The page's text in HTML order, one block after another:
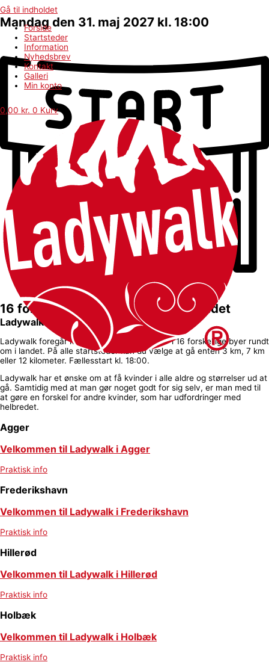
Gå til indholdet
Forside
Startsteder
Information
Nyhedsbrev
Kontakt
Galleri
Min konto
0,00 kr. 0 Kurv
Mandag den 31. maj 2027 kl. 18:00
16 forskellige startsteder i hele landet
Ladywalk startsteder
Ladywalk foregår mandag den 31. maj 2027 i 16 forskellige byer rundt
om i landet. På alle startsteder kan du vælge at gå enten 3 km, 7 km
eller 12 kilometer. Fællesstart kl. 18:00.
Ladywalk har et ønske om at få kvinder i alle aldre og størrelser ud at
gå. Samtidig med at man gør noget godt for sig selv, er man med til
at gøre en forskel for andre kvinder, som har udfordringer med
helbredet.
Agger
Velkommen til Ladywalk i Agger
Praktisk info
Frederikshavn
Velkommen til Ladywalk i Frederikshavn
Praktisk info
Hillerød
Velkommen til Ladywalk i Hillerød
Praktisk info
Holbæk
Velkommen til Ladywalk i Holbæk
Praktisk info